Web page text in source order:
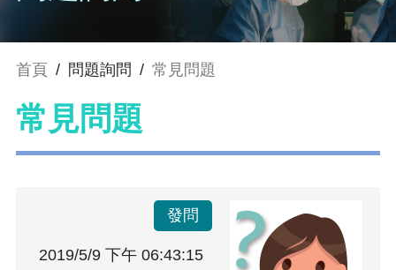
首頁 / 問題詢問 / 常見問題
常見問題
發問
2019/5/9 下午 06:43:15